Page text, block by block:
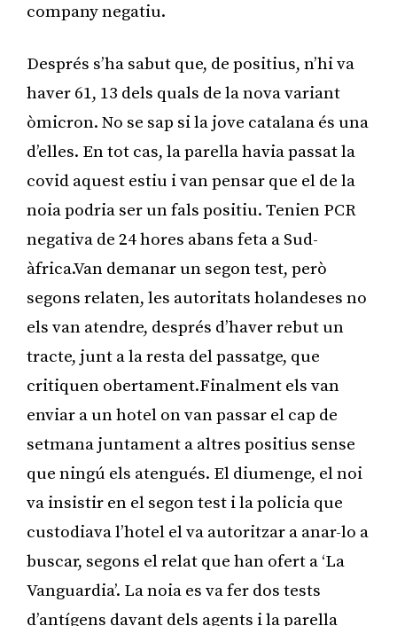
company negatiu.
Després s’ha sabut que, de positius, n’hi va
haver 61, 13 dels quals de la nova variant
òmicron. No se sap si la jove catalana és una
d’elles. En tot cas, la parella havia passat la
covid aquest estiu i van pensar que el de la
noia podria ser un fals positiu. Tenien PCR
negativa de 24 hores abans feta a Sud-
àfrica.Van demanar un segon test, però
segons relaten, les autoritats holandeses no
els van atendre, després d’haver rebut un
tracte, junt a la resta del passatge, que
critiquen obertament.Finalment els van
enviar a un hotel on van passar el cap de
setmana juntament a altres positius sense
que ningú els atengués. El diumenge, el noi
va insistir en el segon test i la policia que
custodiava l’hotel el va autoritzar a anar-lo a
buscar, segons el relat que han ofert a ‘La
Vanguardia’. La noia es va fer dos tests
d’antígens davant dels agents i la parella